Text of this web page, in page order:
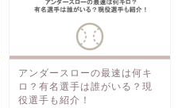
アンダースローの最速は何キ
ロ？有名選手は誰がいる？現
役選手も紹介！